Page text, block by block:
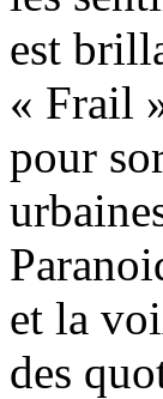
est
« Frail
pour
et la
des